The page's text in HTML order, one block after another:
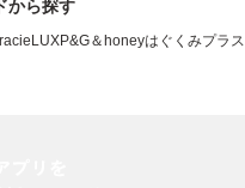
から探す
LUXP&G＆honeyはぐくみプラス